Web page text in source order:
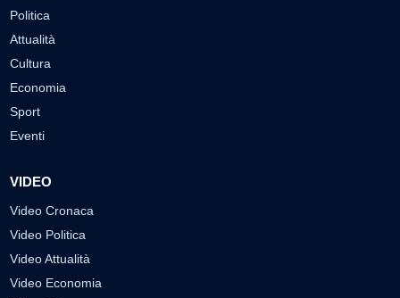
Politica
Attualità
Cultura
Economia
Sport
Eventi
VIDEO
Video Cronaca
Video Politica
Video Attualità
Video Economia